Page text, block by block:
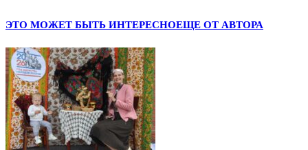
ЭТО МОЖЕТ БЫТЬ ИНТЕРЕСНОЕЩЕ ОТ АВТОРА